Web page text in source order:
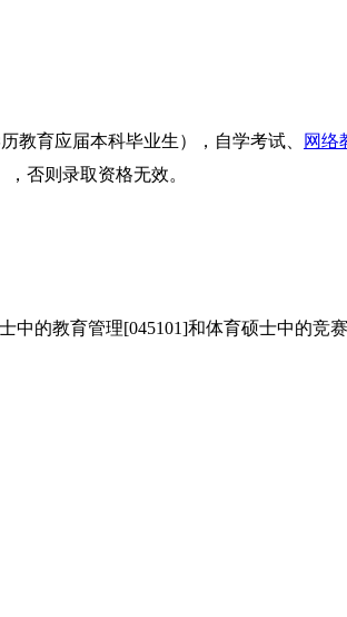
教育应届本科毕业生） ，自学考试、 网络
否则录取资格无效。
士中的教育管理[045101]和体育硕士中的竞